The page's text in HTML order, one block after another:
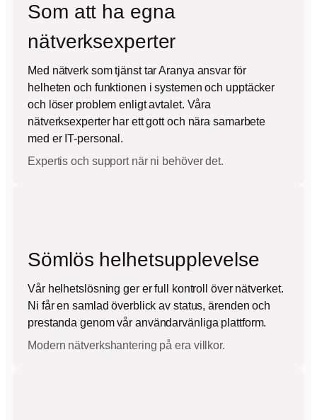
Som att ha egna
nätverksexperter
Med nätverk som tjänst tar Aranya ansvar för
helheten och funktionen i systemen och upptäcker
och löser problem enligt avtalet. Våra
nätverksexperter har ett gott och nära samarbete
med er IT-personal.
Expertis och support när ni behöver det.
Sömlös helhetsupplevelse
Vår helhetslösning ger er full kontroll över nätverket.
Ni får en samlad överblick av status, ärenden och
prestanda genom vår användarvänliga plattform.
Modern nätverkshantering på era villkor.